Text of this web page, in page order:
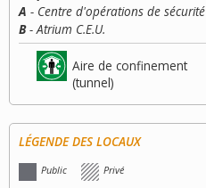
A - Centre d'opérations de sécurité
B- Atrium C.E.U.
Aire de confinement
(tunnel)
LÉGENDE DES LOCAUX
Public Privé